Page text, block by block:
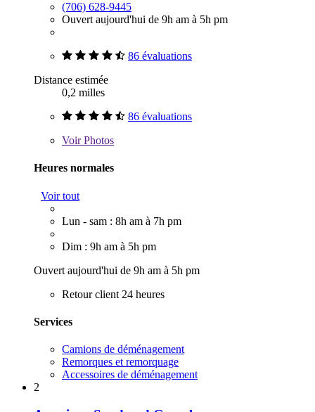
(706) 628-9445
Ouvert aujourd'hui de 9h am à 5h pm
86 évaluations
Distance estimée
0,2 milles
86 évaluations
VoirPhotos
Heures normales
Voir tout
Lun - sam : 8h am à 7h pm
Dim : 9h am à 5h pm
Ouvert aujourd'hui de 9h am à 5h pm
Retour client 24 heures
Services
Camions de déménagement
Remorques et remorquage
Accessoires de déménagement
2